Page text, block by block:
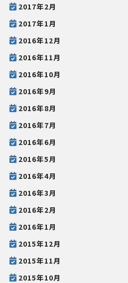
2017年2月
2017年1月
2016年12月
2016年11月
2016年10月
2016年9月
2016年8月
2016年7月
2016年6月
2016年5月
2016年4月
2016年3月
2016年2月
2016年1月
2015年12月
2015年11月
2015年10月